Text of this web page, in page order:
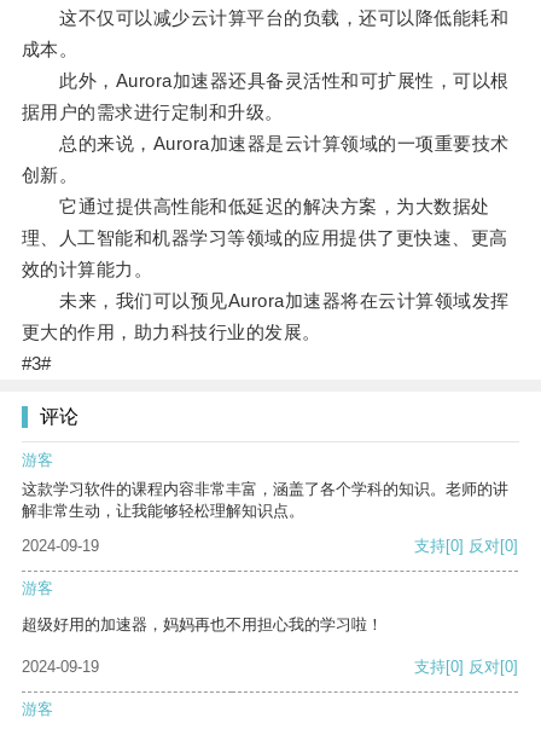
这不仅可以减少云计算平台的负载，还可以降低能耗和
成本。
此外，Aurora加速器还具备灵活性和可扩展性，可以根
据用户的需求进行定制和升级。
总的来说，Aurora加速器是云计算领域的一项重要技术
创新。
它通过提供高性能和低延迟的解决方案，为大数据处
理、人工智能和机器学习等领域的应用提供了更快速、更高
效的计算能力。
未来，我们可以预见Aurora加速器将在云计算领域发挥
更大的作用，助力科技行业的发展。
#3#
评论
游客
这款学习软件的课程内容非常丰富，涵盖了各个学科的知识。老师的讲
解非常生动，让我能够轻松理解知识点。
2024-09-19
支持[0] 反对[0]
游客
超级好用的加速器，妈妈再也不用担心我的学习啦！
2024-09-19 支持[0] 反对[0]
游客